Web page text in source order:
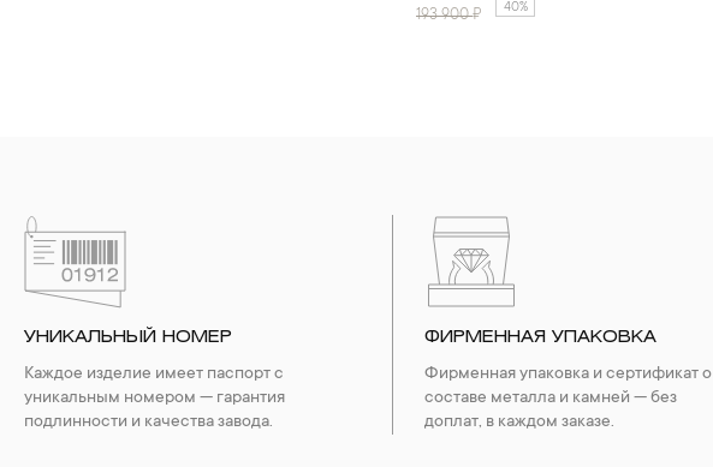
193 900₽ 40%
УНИКАЛЬНЫЙ НОМЕР
Каждое изделие имеет паспорт с
уникальным номером — гарантия
подлинности и качества завода.
ФИРМЕННАЯ УПАКОВКА
Фирменная упаковка и сертификат о
составе металла и камней — без
доплат, в каждом заказе.